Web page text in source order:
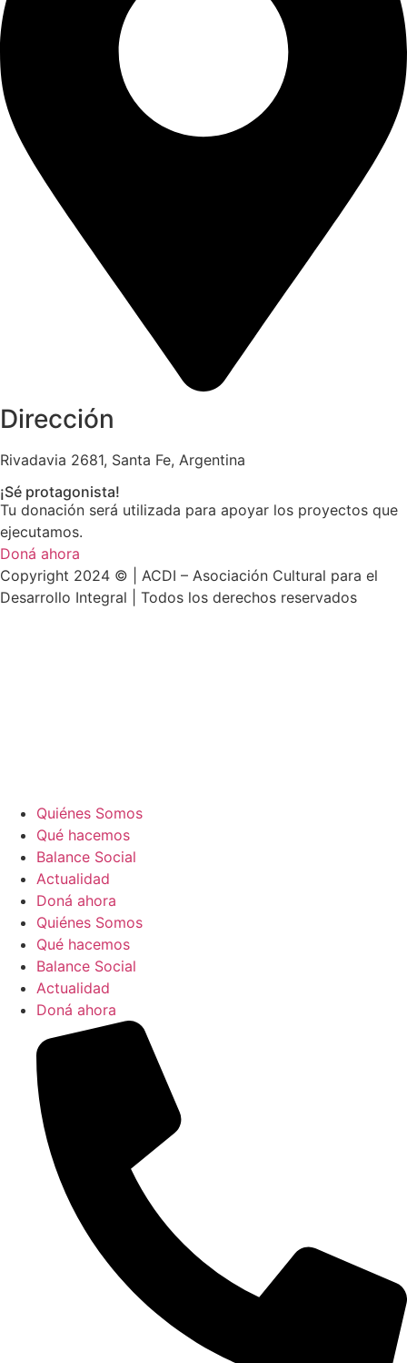
Dirección
Rivadavia 2681, Santa Fe, Argentina
¡Sé protagonista!
Tu donación será utilizada para apoyar los proyectos que
ejecutamos.
Doná ahora
Copyright 2024 © | ACDI – Asociación Cultural para el
Desarrollo Integral | Todos los derechos reservados
Quiénes Somos
Qué hacemos
Balance Social
Actualidad
Doná ahora
Quiénes Somos
Qué hacemos
Balance Social
Actualidad
Doná ahora